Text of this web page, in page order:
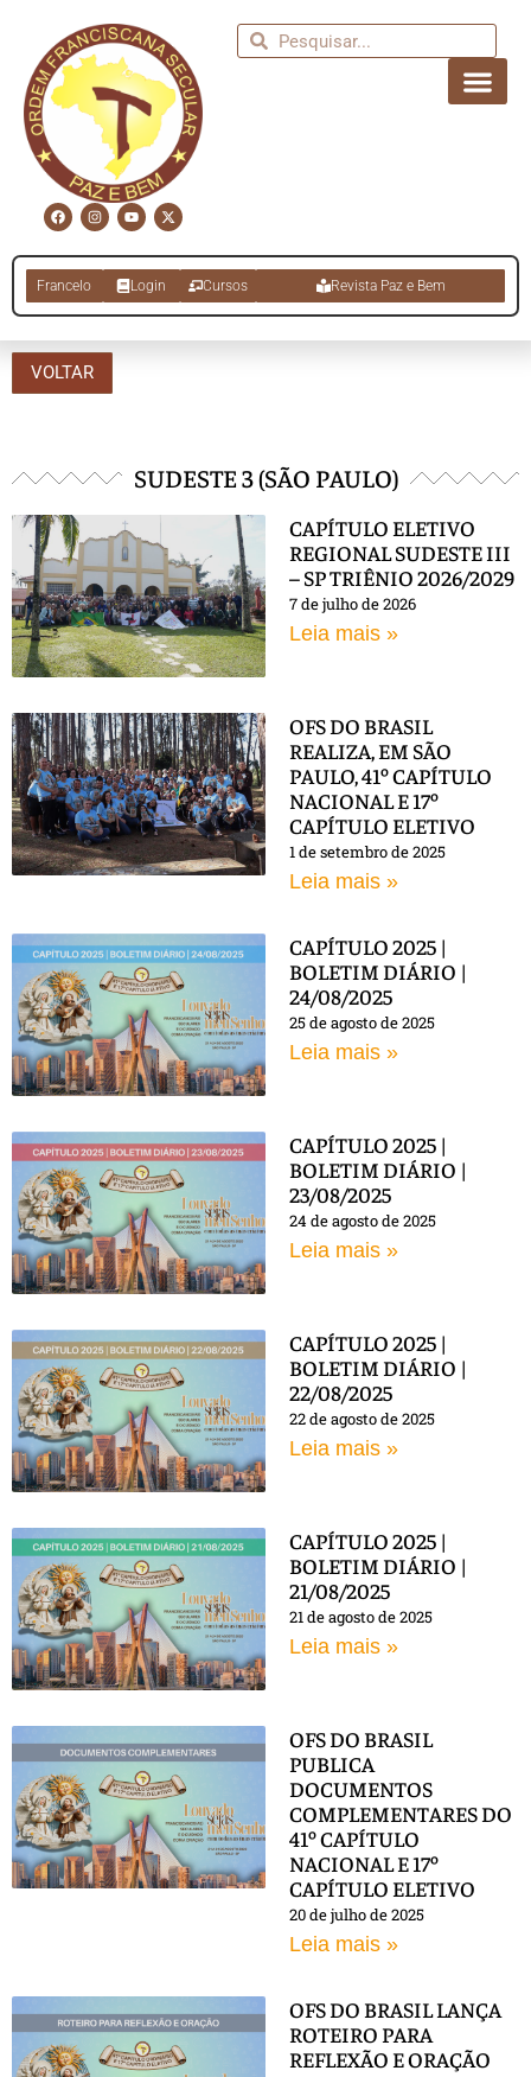
Francelo Login Cursos Revista Paz e Bem
VOLTAR
SUDESTE 3 (SÃO PAULO)
CAPÍTULO ELETIVO
REGIONAL SUDESTE III
– SP TRIÊNIO 2026/2029
7 de julho de 2026
Leia mais »
OFS DO BRASIL
REALIZA, EM SÃO
PAULO, 41º CAPÍTULO
NACIONAL E 17º
CAPÍTULO ELETIVO
1 de setembro de 2025
Leia mais »
CAPÍTULO 2025 |
BOLETIM DIÁRIO |
24/08/2025
25 de agosto de 2025
Leia mais »
CAPÍTULO 2025 |
BOLETIM DIÁRIO |
23/08/2025
24 de agosto de 2025
Leia mais »
CAPÍTULO 2025 |
BOLETIM DIÁRIO |
22/08/2025
22 de agosto de 2025
Leia mais »
CAPÍTULO 2025 |
BOLETIM DIÁRIO |
21/08/2025
21 de agosto de 2025
Leia mais »
OFS DO BRASIL
PUBLICA
DOCUMENTOS
COMPLEMENTARES DO
41º CAPÍTULO
NACIONAL E 17º
CAPÍTULO ELETIVO
20 de julho de 2025
Leia mais »
OFS DO BRASIL LANÇA
ROTEIRO PARA
REFLEXÃO E ORAÇÃO